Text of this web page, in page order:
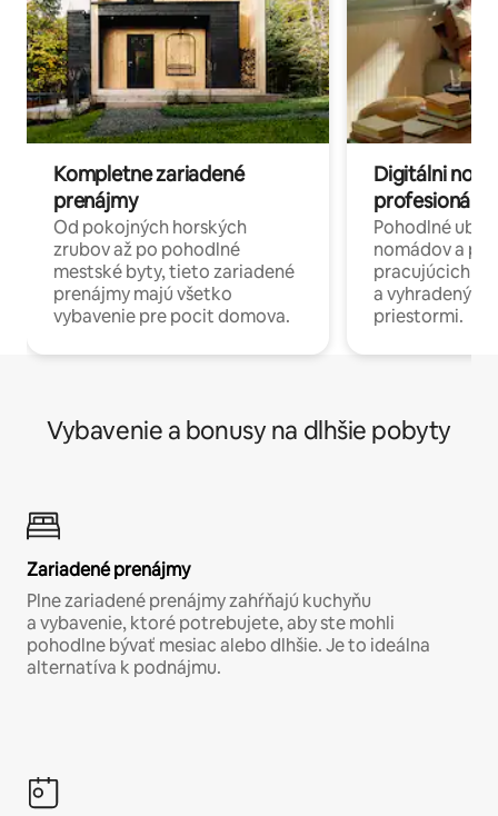
Kompletne zariadené
prenájmy
Od pokojných horských
zrubov až po pohodlné
mestské byty, tieto zariadené
prenájmy majú všetko
vybavenie pre pocit domova.
Digitálni
profesionáli
Pohodlné
nomádov a
pracujúcich
a
priestormi.
Vybavenie a bonusy na dlhšie pobyty
Zariadené prenájmy
Plne zariadené prenájmy zahŕňajú kuchyňu
a vybavenie, ktoré potrebujete, aby ste mohli
pohodlne bývať mesiac alebo dlhšie. Je to ideálna
alternatíva k podnájmu.